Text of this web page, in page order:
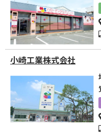
小崎工業株式会社